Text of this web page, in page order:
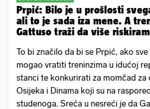
Prpić: Bilo je u prošlosti
ali to je sada iza mene. A
Gattuso traži da više riskiram
To bi značilo da bi se Prpić, ako
mogao vratiti treninzima u idućoj
stanci te konkurirati za momčad
Osijeka i Dinama koji su na
studenoga. Sreća u nesreći je da